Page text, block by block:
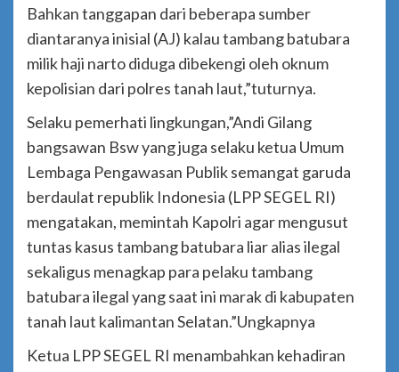
Bahkan tanggapan dari beberapa sumber
diantaranya inisial (AJ) kalau tambang batubara
milik haji narto diduga dibekengi oleh oknum
kepolisian dari polres tanah laut,”tuturnya.
Selaku pemerhati lingkungan,”Andi Gilang
bangsawan Bsw yang juga selaku ketua Umum
Lembaga Pengawasan Publik semangat garuda
berdaulat republik Indonesia (LPP SEGEL RI)
mengatakan, memintah Kapolri agar mengusut
tuntas kasus tambang batubara liar alias ilegal
sekaligus menagkap para pelaku tambang
batubara ilegal yang saat ini marak di kabupaten
tanah laut kalimantan Selatan.”Ungkapnya
Ketua LPP SEGEL RI menambahkan kehadiran